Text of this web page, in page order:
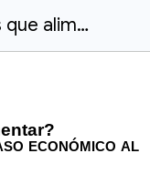
197. ¿Demasiadas bocas que alimentar_.docx
ECONÓMICO AL